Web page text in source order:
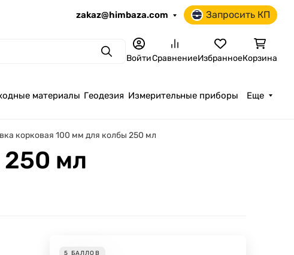
zakaz@himbaza.com Запросить КП
ПоискВойтиСравнениеИзбранноеКорзина
материалы Геодезия Измерительные приборы Еще
корковая 100 мм для колбы 250 мл
250 мл
5 БАЛЛОВ